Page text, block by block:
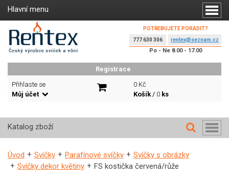
POTŘEBUJETE PORADIT?
777 630 306
rentex@seznam.cz
Po - Ne 8.00 - 17.00
Registrace
Přihlaste se
Můj účet
0 Kč
Košík/ 0 ks
Hlavní menu
Katalog zboží
Úvod Svíčky Parafínové svíčky
Svíčky s obrázky
Svíčky dekor květiny
FS kostička červená/růže